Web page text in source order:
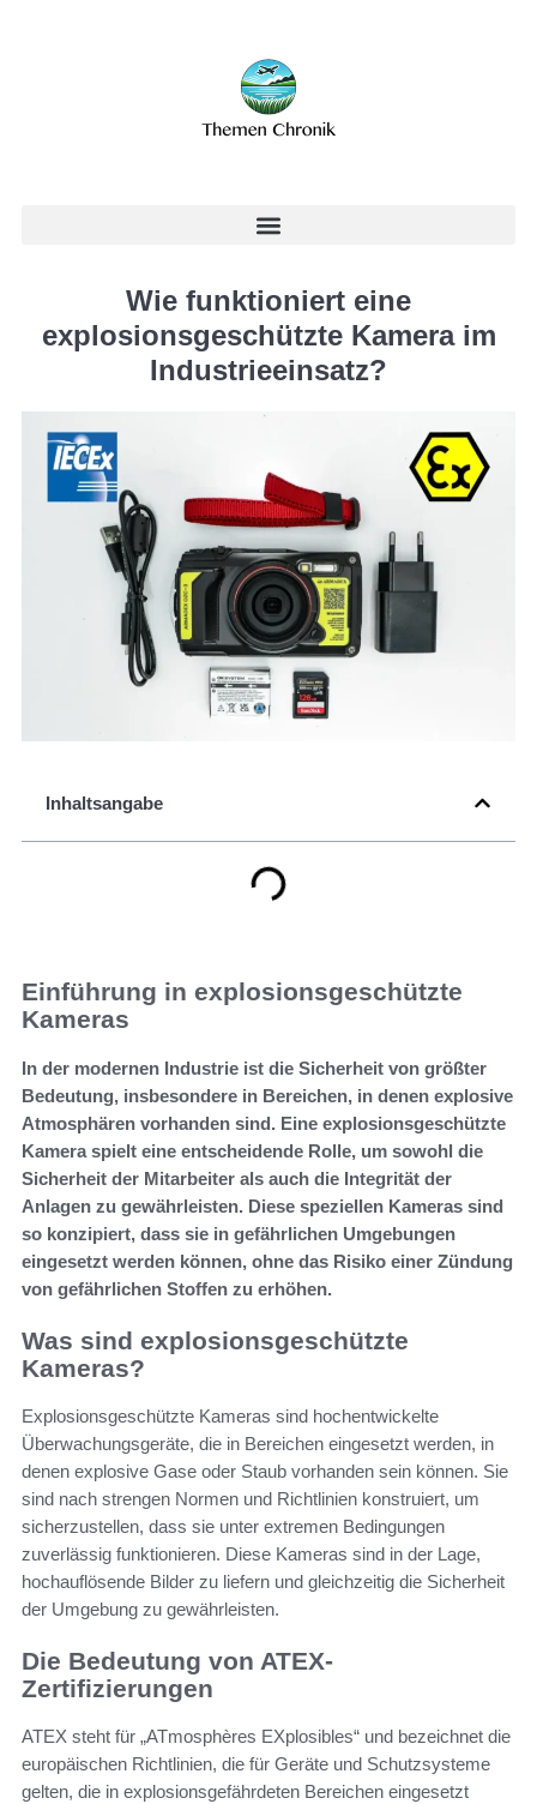
Wie funktioniert eine
explosionsgeschützte Kamera im
Industrieeinsatz?
Inhaltsangabe
Einführung in explosionsgeschützte
Kameras
In der modernen Industrie ist die Sicherheit von größter
Bedeutung, insbesondere in Bereichen, in denen explosive
Atmosphären vorhanden sind. Eine explosionsgeschützte
Kamera spielt eine entscheidende Rolle, um sowohl die
Sicherheit der Mitarbeiter als auch die Integrität der
Anlagen zu gewährleisten. Diese speziellen Kameras sind
so konzipiert, dass sie in gefährlichen Umgebungen
eingesetzt werden können, ohne das Risiko einer Zündung
von gefährlichen Stoffen zu erhöhen.
Was sind explosionsgeschützte
Kameras?
Explosionsgeschützte Kameras sind hochentwickelte
Überwachungsgeräte, die in Bereichen eingesetzt werden, in
denen explosive Gase oder Staub vorhanden sein können. Sie
sind nach strengen Normen und Richtlinien konstruiert, um
sicherzustellen, dass sie unter extremen Bedingungen
zuverlässig funktionieren. Diese Kameras sind in der Lage,
hochauflösende Bilder zu liefern und gleichzeitig die Sicherheit
der Umgebung zu gewährleisten.
Die Bedeutung von ATEX-
Zertifizierungen
ATEX steht für „ATmosphères EXplosibles“ und bezeichnet die
europäischen Richtlinien, die für Geräte und Schutzsysteme
gelten, die in explosionsgefährdeten Bereichen eingesetzt